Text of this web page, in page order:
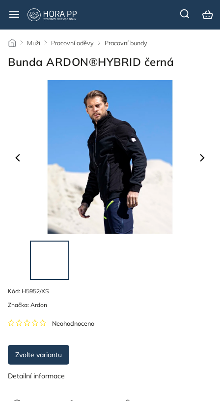
/ Muži / Pracovní oděvy / Pracovní bundy
Bunda ARDON®HYBRID černá
Kód: H5952/XS
Neohodnoceno
Značka: Ardon
Zvolte variantu
Detailní informace